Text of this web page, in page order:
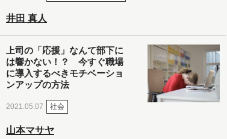
井田 真人
上司の「応援」なんて部下に
は響かない！？ 今すぐ職場
に導入するべきモチベーショ
ンアップの方法
2021.05.07 社会
山本マサヤ